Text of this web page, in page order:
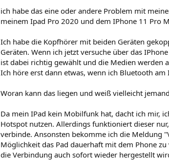
ich habe das eine oder andere Problem mit
meinem Ipad Pro 2020 und dem IPhone 11 Pro
Ich habe die Kopfhörer mit beiden Geräten
Geräten. Wenn ich jetzt versuche über das
ist dabei richtig gewählt und die Medien werden
Ich höre erst dann etwas, wenn ich Bluetooth am
Woran kann das liegen und weiß vielleicht
Da mein IPad kein Mobilfunk hat, dacht ich mir,
Hotspot nutzen. Allerdings funktioniert dieser
verbinde. Ansonsten bekomme ich die Meldung
Möglichkeit das Pad dauerhaft mit dem Phone
die Verbindung auch sofort wieder hergestellt